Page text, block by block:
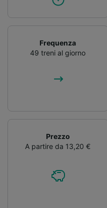
Frequenza
49 treni al giorno
Prezzo
A partire da 13,20 €